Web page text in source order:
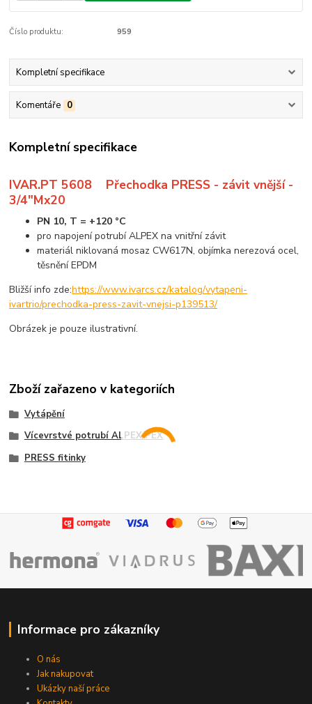
Číslo produktu: 959
Kompletní specifikace
Komentáře 0
Kompletní specifikace
IVAR.PT 5608 Přechodka PRESS - závit vnější -
3/4"Mx20
PN 10, T = +120 °C
pro napojení potrubí ALPEX na vnitřní závit
materiál niklovaná mosaz CW617N, objímka nerezová ocel,
těsnění EPDM
Bližší info zde:https://www.ivarcs.cz/katalog/vytapeni-
ivartrio/prechodka-press-zavit-vnejsi-p139513/
Obrázek je pouze ilustrativní.
Zboží zařazeno v kategoriích
Vytápění
Vícevrstvé potrubí ALPEX/PEX
PRESS fitinky
Informace pro zákazníky
O nás
Jak nakupovat
Ukázky naší práce